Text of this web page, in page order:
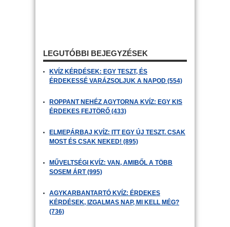
LEGUTÓBBI BEJEGYZÉSEK
KVÍZ KÉRDÉSEK: EGY TESZT, ÉS
ÉRDEKESSÉ VARÁZSOLJUK A NAPOD (554)
ROPPANT NEHÉZ AGYTORNA KVÍZ: EGY KIS
ÉRDEKES FEJTÖRŐ (433)
ELMEPÁRBAJ KVÍZ: ITT EGY ÚJ TESZT. CSAK
MOST ÉS CSAK NEKED! (895)
MŰVELTSÉGI KVÍZ: VAN, AMIBŐL A TÖBB
SOSEM ÁRT (995)
AGYKARBANTARTÓ KVÍZ: ÉRDEKES
KÉRDÉSEK, IZGALMAS NAP, MI KELL MÉG?
(736)